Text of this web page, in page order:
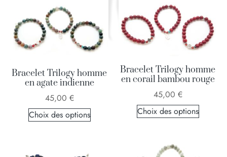
Bracelet Trilogy homme
en agate indienne
45,00 €
Choix des options
Bracelet Trilogy homme
en corail bambou rouge
45,00 €
Choix des options